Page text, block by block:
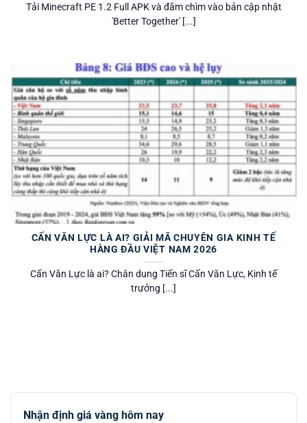
Tải Minecraft PE 1.2 Full APK và đắm chìm vào bản cập nhật
'Better Together' [...]
CẤN VĂN LỰC LÀ AI? GIẢI MÃ CHUYÊN GIA KINH TẾ
HÀNG ĐẦU VIỆT NAM 2026
Cấn Văn Lực là ai? Chân dung Tiến sĩ Cấn Văn Lực, Kinh tế
trưởng [...]
Nhận định giá vàng hôm nay